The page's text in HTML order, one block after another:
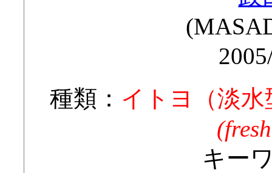
種類： イトヨ（淡水
キー